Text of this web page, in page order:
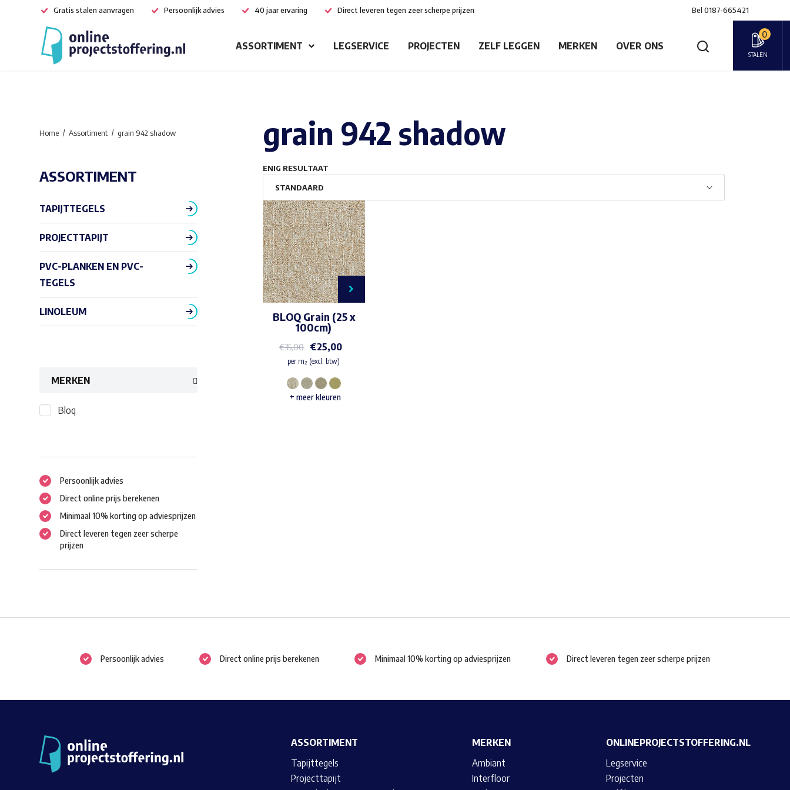
Gratis stalen aanvragen Persoonlijk advies 40 jaar ervaring Direct leveren tegen zeer scherpe prijzen Bel 0187-665421
ASSORTIMENT LEGSERVICE PROJECTEN ZELF LEGGEN MERKEN OVER ONS
0
STALEN
grain 942 shadow
ENIG RESULTAAT
BLOQ Grain (25 x
100cm)
€35,00 €25,00
per m² (excl. btw)
Dit
+ meer kleuren
Home Assortiment grain 942 shadow
ASSORTIMENT
TAPIJTTEGELS
PROJECTTAPIJT
PVC-PLANKEN EN PVC-
TEGELS
LINOLEUM
MERKEN
Bloq
Persoonlijk advies
Direct online prijs berekenen
Minimaal 10% korting op adviesprijzen
Direct leveren tegen zeer scherpe
prijzen
Persoonlijk advies Direct online prijs berekenen Minimaal 10% korting op adviesprijzen Direct leveren tegen zeer scherpe prijzen
ASSORTIMENT
Tapijttegels
Projecttapijt
MERKEN
Ambiant
Interfloor
ONLINEPROJECTSTOFFERING.NL
Legservice
Projecten